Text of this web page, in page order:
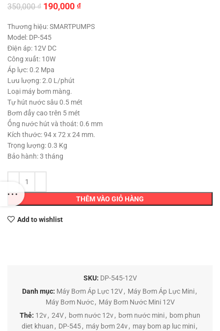
350,000₫ Giá
là:
350,000 ₫.
190,000 ₫Giá
tại
Thương hiệu: SMARTPUMPS
Model: DP-545
Điện áp: 12V DC
Công xuất: 10W
Áp lực: 0.2 Mpa
Lưu lượng: 2.0 L/phút
Loại máy bơm màng.
Tự hút nước sâu 0.5 mét
Bơm đẩy cao trên 5 mét
Ống nước hút và thoát: 0.6 mm
Kích thước: 94 x 72 x 24 mm.
Trọng lượng: 0.3 Kg
Bảo hành: 3 tháng
THÊM VÀO GIỎ HÀNG
Add to wishlist
SKU: DP-545-12V
Danh mục: Máy Bơm Áp Lực 12V, Máy Bơm Áp Lực Mini,
Máy Bơm Nước , Máy Bơm Nước Mini 12V
Thẻ: 12v, 24V, bơm nước 12v, bơm nước mini, bom phun
diet khuan , DP-545, máy bơm 24v, may bom ap luc mini,